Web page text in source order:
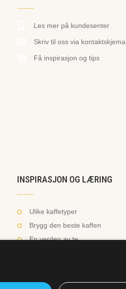
Les mer på kundesenter
Skriv til oss via kontaktskjema
Få inspirasjon og tips
INSPIRASJON OG LÆRING
Ulike kaffetyper
Brygg den beste kaffen
En verden av te